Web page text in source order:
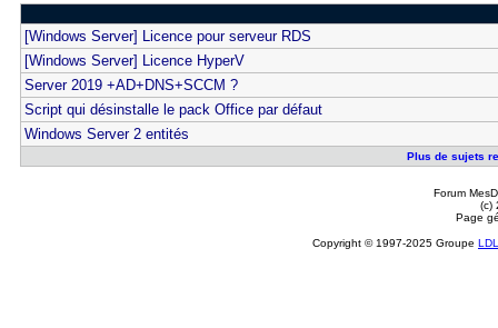
[Windows Server] Licence pour serveur RDS
[Windows Server] Licence HyperV
Server 2019 +AD+DNS+SCCM ?
Script qui désinstalle le pack Office par défaut
Windows Server 2 entités
Plus de sujets
Forum
(c)
Page
Copyright © 1997-2025 Groupe